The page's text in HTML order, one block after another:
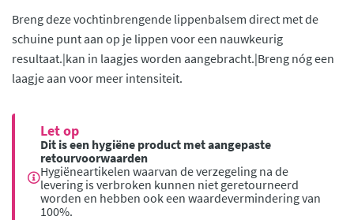
Breng deze vochtinbrengende lippenbalsem direct met de
schuine punt aan op je lippen voor een nauwkeurig
resultaat.|kan in laagjes worden aangebracht.|Breng nóg een
laagje aan voor meer intensiteit.
Let op
Dit is een hygiëne product met aangepaste
retourvoorwaarden
Hygiëneartikelen waarvan de verzegeling na de
levering is verbroken kunnen niet geretourneerd
worden en hebben ook een waardevermindering van
100%.